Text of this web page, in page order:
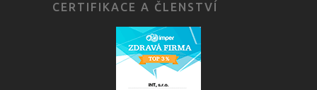
CERTIFIKACE A ČLENSTVÍ